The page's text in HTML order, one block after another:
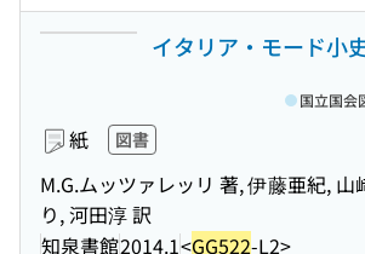
イタリア・モード小
紙 図書
M.G.ムッツァレッリ 著, 伊藤亜紀, 山
り, 河田淳 訳
知泉書館2014.1<GG522-L2>
国立国会